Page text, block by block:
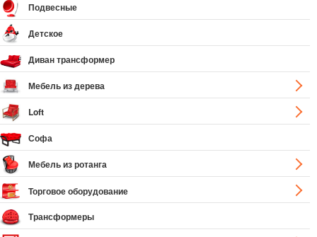
Подвесные
Детское
Диван трансформер
Мебель из дерева
Loft
Софа
Мебель из ротанга
Торговое оборудование
Трансформеры